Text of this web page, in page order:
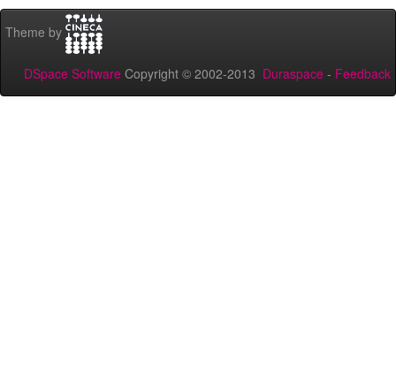
Theme by
DSpace Software Copyright © 2002-2013 Duraspace - Feedback